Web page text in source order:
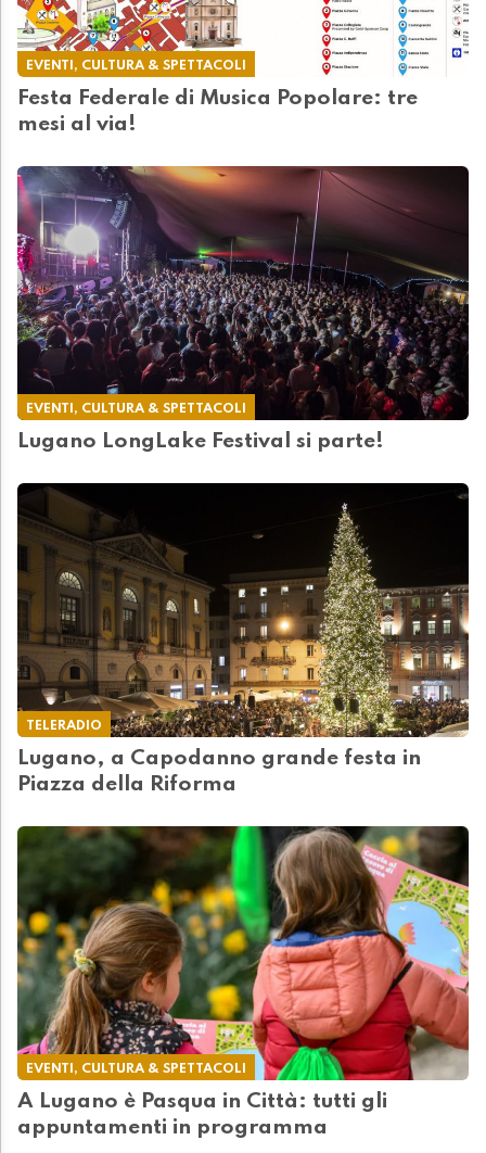
EVENTI, CULTURA & SPETTACOLI
Festa Federale di Musica Popolare: tre
mesi al via!
EVENTI, CULTURA & SPETTACOLI
Lugano LongLake Festival si parte!
TELERADIO
Lugano, a Capodanno grande festa in
Piazza della Riforma
EVENTI, CULTURA & SPETTACOLI
A Lugano è Pasqua in Città: tutti gli
appuntamenti in programma